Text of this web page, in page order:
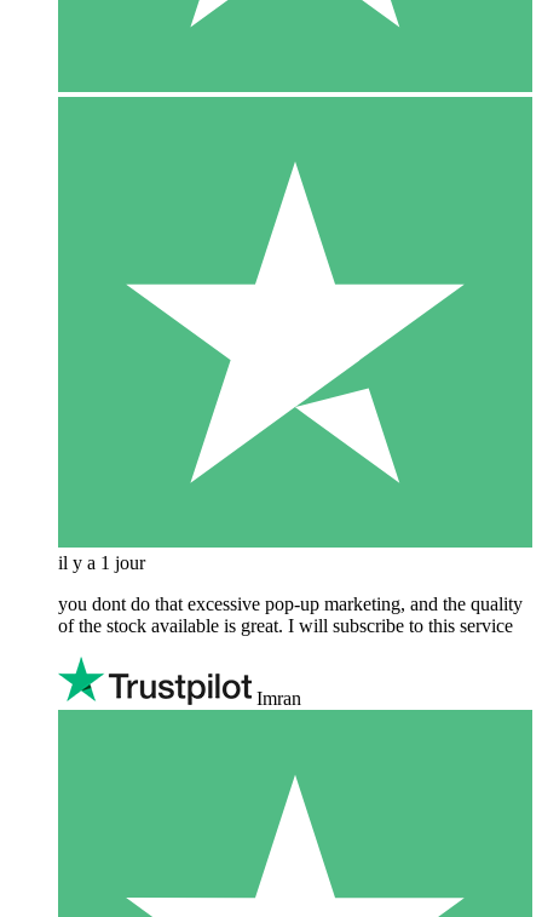
il y a 1 jour
you dont do that excessive pop-up marketing, and the quality
of the stock available is great. I will subscribe to this service
Imran